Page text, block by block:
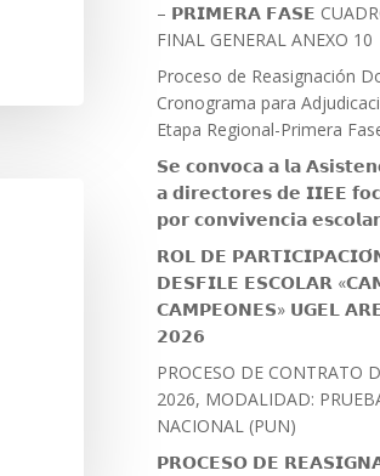
– 𝗣𝗥𝗜𝗠𝗘𝗥𝗔 𝗙𝗔𝗦𝗘
FINAL GENERAL ANEXO 10
Proceso de Reasignación
Cronograma para
Etapa Regional-Primera
𝗦𝗲 𝗰𝗼𝗻𝘃𝗼𝗰𝗮 𝗮 𝗹𝗮
𝗮 𝗱𝗶𝗿𝗲𝗰𝘁𝗼𝗿𝗲𝘀 𝗱𝗲 𝗜𝗜𝗘𝗘
𝗽𝗼𝗿 𝗰𝗼𝗻𝘃𝗶𝘃𝗲𝗻𝗰𝗶𝗮 𝗲𝘀𝗰𝗼𝗹𝗮𝗿
𝗥𝗢𝗟 𝗗𝗘
𝗗𝗘𝗦𝗙𝗜𝗟𝗘 𝗘𝗦𝗖𝗢𝗟𝗔𝗥
𝗖𝗔𝗠𝗣𝗘𝗢𝗡𝗘𝗦» 𝗨𝗚𝗘𝗟
𝟮𝟬𝟮𝟲
PROCESO DE CONTRATO
2026, MODALIDAD:
NACIONAL (PUN)
𝗣𝗥𝗢𝗖𝗘𝗦𝗢 𝗗𝗘